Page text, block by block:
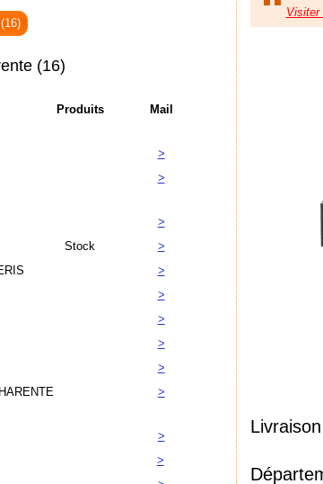
(16)
Produits Mail
>
>
>
Stock
>
>
>
>
>
>
>
>
>
Visiter